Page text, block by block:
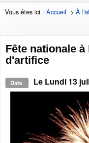
Vous êtes ici : Accueil > À
Fête nationale
d'artifice
Date Le Lundi 13